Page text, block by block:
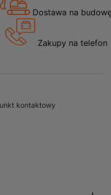
znajduje szerokie
Może być używana
sypialniach,
zarówno dla
aranżacji wnętrz.
Dostawa na
Zakupy na telefon
kontaktowy